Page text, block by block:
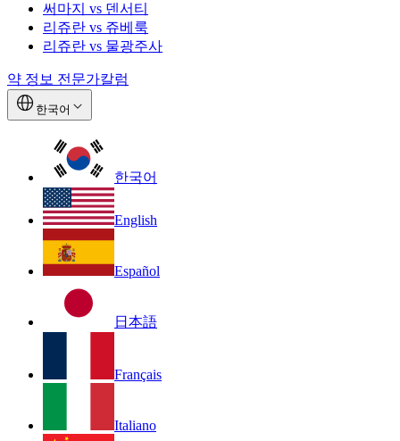
써마지 vs 덴서티
리쥬란 vs 쥬베룩
리쥬란 vs 물광주사
약 정보 전문가칼럼
한국어
한국어
English
Español
日本語
Français
Italiano